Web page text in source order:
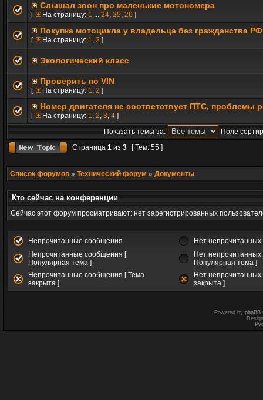
Cлышал звон про маленькие мотономера
[ На страницу: 1 ... 24, 25, 26 ]
Покупка мотоцикла у владельца без гражданства РФ
[ На страницу: 1, 2 ]
Экологический класс
Проверить по VIN
[ На страницу: 1, 2 ]
Номер двигателя не соответствует ПТС, проблемы
[ На страницу: 1, 2, 3, 4 ]
Показать темы за:
Поле
Страница 1 из 3 [ Тем: 55 ]
Список форумов » Технический форум » Документы
Кто сейчас на конференции
Сейчас этот форум просматривают: нет зарегистрированных
Непрочитанные сообщения
Нет
Непрочитанные сообщения [
Популярная тема ]
Нет
Популярная тема ]
Непрочитанные сообщения [ Тема
закрыта ]
Нет
закрыта ]
Powered by phpBB